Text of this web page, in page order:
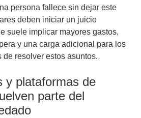
persona fallece sin dejar este
deben iniciar un juicio
suele implicar mayores gastos,
y una carga adicional para los
resolver estos asuntos.
y plataformas de
parte del